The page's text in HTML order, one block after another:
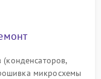
микросхемы